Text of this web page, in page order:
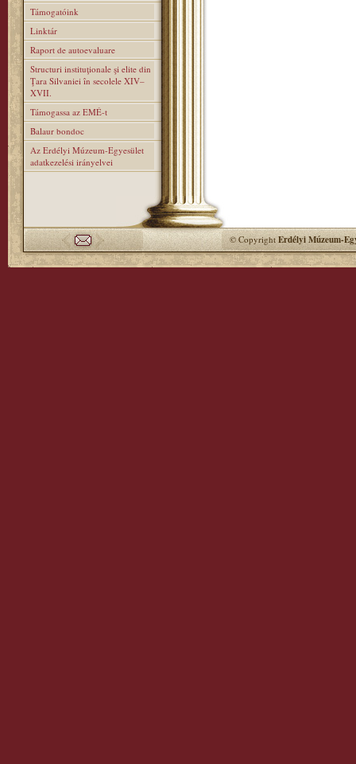
Támogatóink
Linktár
Raport de autoevaluare
Structuri instituţionale şi elite din
Ţara Silvaniei în secolele XIV–
XVII.
Támogassa az EMÉ-t
Balaur bondoc
Az Erdélyi Múzeum-Egyesület
adatkezelési irányelvei
© CopyrightErdélyi Múzeum-